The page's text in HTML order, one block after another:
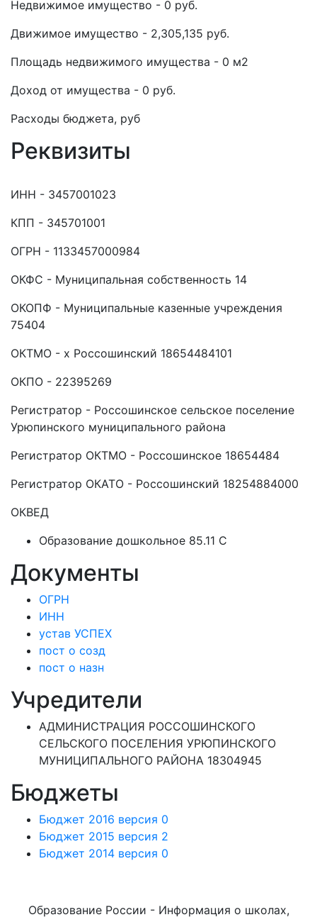
Недвижимое имущество - 0 руб.
Движимое имущество - 2,305,135 руб.
Площадь недвижимого имущества - 0 м2
Доход от имущества - 0 руб.
Расходы бюджета, руб
Реквизиты
ИНН - 3457001023
КПП - 345701001
ОГРН - 1133457000984
ОКФС - Муниципальная собственность 14
ОКОПФ - Муниципальные казенные учреждения
75404
ОКТМО - х Россошинский 18654484101
ОКПО - 22395269
Регистратор - Россошинское сельское поселение
Урюпинского муниципального района
Регистратор ОКТМО - Россошинское 18654484
Регистратор ОКАТО - Россошинский 18254884000
ОКВЕД
Образование дошкольное 85.11 C
Документы
ОГРН
ИНН
устав УСПЕХ
пост о созд
пост о назн
Учредители
АДМИНИСТРАЦИЯ РОССОШИНСКОГО
СЕЛЬСКОГО ПОСЕЛЕНИЯ УРЮПИНСКОГО
МУНИЦИПАЛЬНОГО РАЙОНА 18304945
Бюджеты
Бюджет 2016 версия 0
Бюджет 2015 версия 2
Бюджет 2014 версия 0
Образование России - Информация о школах,